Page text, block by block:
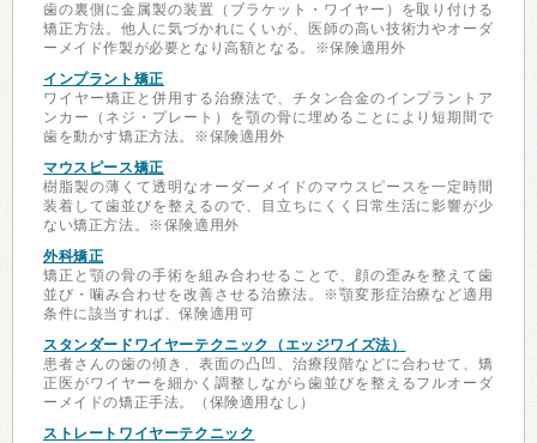
歯の裏側に金属製の装置（ブラケット・ワイヤー）を取り付ける
矯正方法。他人に気づかれにくいが、医師の高い技術力やオーダ
ーメイド作製が必要となり高額となる。※保険適用外
インプラント矯正
ワイヤー矯正と併用する治療法で、チタン合金のインプラントア
ンカー（ネジ・プレート）を顎の骨に埋めることにより短期間で
歯を動かす矯正方法。※保険適用外
マウスピース矯正
樹脂製の薄くて透明なオーダーメイドのマウスピースを一定時間
装着して歯並びを整えるので、目立ちにくく日常生活に影響が少
ない矯正方法。※保険適用外
外科矯正
矯正と顎の骨の手術を組み合わせることで、顔の歪みを整えて歯
並び・噛み合わせを改善させる治療法。※顎変形症治療など適用
条件に該当すれば、保険適用可
スタンダードワイヤーテクニック（エッジワイズ法）
患者さんの歯の傾き、表面の凸凹、治療段階などに合わせて、矯
正医がワイヤーを細かく調整しながら歯並びを整えるフルオーダ
ーメイドの矯正手法。（保険適用なし）
ストレートワイヤーテクニック